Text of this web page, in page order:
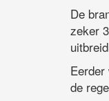
De
zeker
de